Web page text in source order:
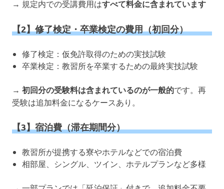
→ 規定内での受講費用はすべて料金に含まれています
【2】修了検定・卒業検定の費用（初回分）
修了検定：仮免許取得のための実技試験
卒業検定：教習所を卒業するための最終実技試験
→ 初回分の受験料は含まれているのが一般的です。再
受験は追加料金になるケースあり。
【3】宿泊費（滞在期間分）
教習所が提携する寮やホテルなどでの宿泊費
相部屋、シングル、ツイン、ホテルプランなど多様